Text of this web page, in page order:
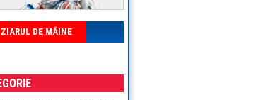
ZIARUL DE MÂINE